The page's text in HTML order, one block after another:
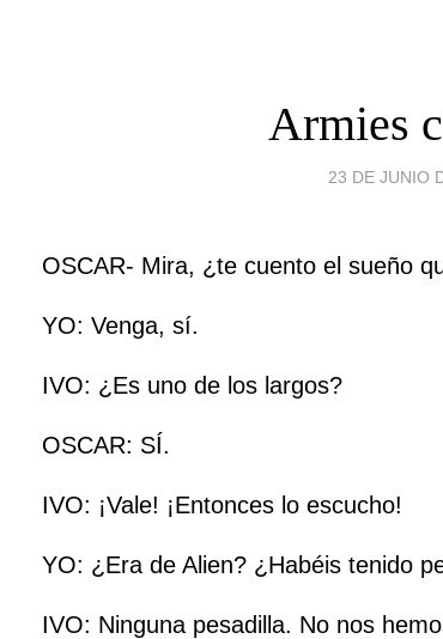
Armies
23 DE JUNIO
OSCAR- Mira, ¿te cuento el sueño
YO: Venga, sí.
IVO: ¿Es uno de los largos?
OSCAR: SÍ.
IVO: ¡Vale! ¡Entonces lo escucho!
YO: ¿Era de Alien? ¿Habéis tenido
IVO: Ninguna pesadilla. No nos